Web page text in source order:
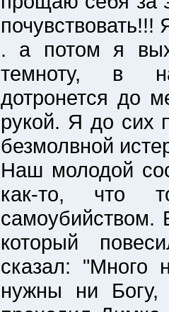
. а потом я
темноту, в
дотронется до
рукой. Я до сих
безмолвной
Наш молодой
как-то, что
самоубийством.
который
сказал: "Много
нужны ни